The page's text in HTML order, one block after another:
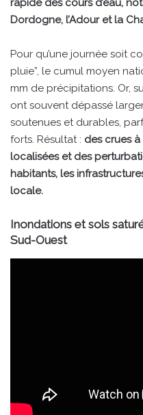
rapide des cours d’eau,
Dordogne, l’Adour et la
Pour qu’une journée soit
pluie”, le cumul moyen
mm de précipitations. Or,
ont souvent dépassé
soutenues et durables,
forts. Résultat : des crues
localisées et des
habitants, les
locale.
Inondations et sols
Sud-Ouest